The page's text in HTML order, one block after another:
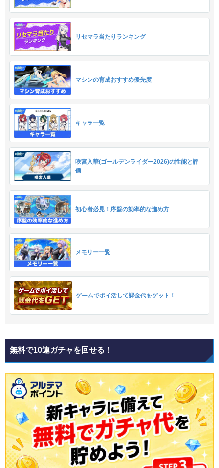
リセマラ当たりランキング
マシンの育成おすすめ優先度
キャラ一覧
咲宮入華(ゴールデンライダー2026)の性能と評
価
初心者必見！序盤の効率的な進め方
メモリー一覧
ゲームでポイ活して課金代をゲット！
無料で10連ガチャを回せる！